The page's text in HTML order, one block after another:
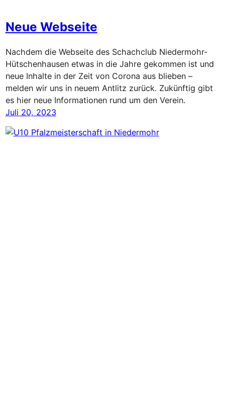
Neue Webseite
Nachdem die Webseite des Schachclub Niedermohr-
Hütschenhausen etwas in die Jahre gekommen ist und
neue Inhalte in der Zeit von Corona aus blieben –
melden wir uns in neuem Antlitz zurück. Zukünftig gibt
es hier neue Informationen rund um den Verein.
Juli 20, 2023